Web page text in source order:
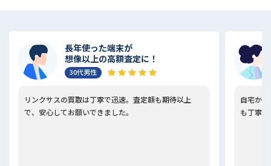
長年使った端末が
想像以上の高額査定に！
30代男性
リンクサスの買取は丁寧で迅速。査定額も期待以上
で、安心してお願いできました。
自宅か
も丁寧